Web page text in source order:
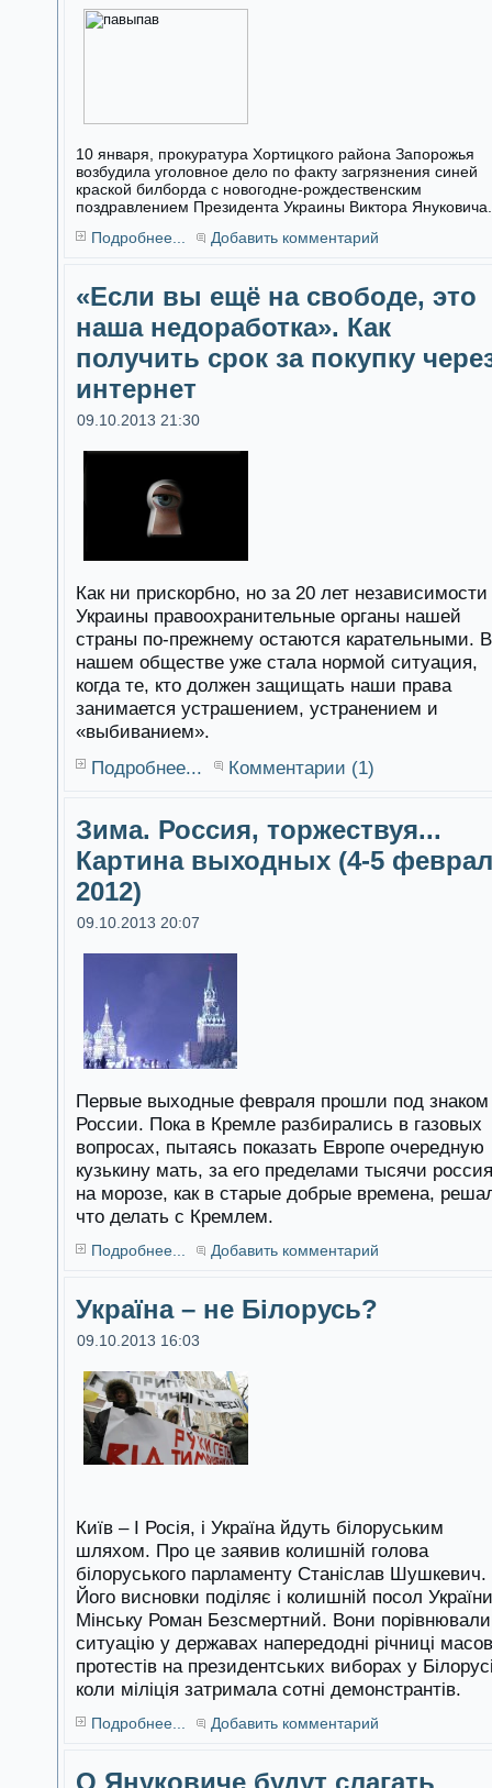
10 января, прокуратура Хортицкого района Запорожья
возбудила уголовное дело по факту загрязнения синей
краской билборда с новогодне-рождественским
поздравлением Президента Украины Виктора Януковича.
Подробнее...
Добавить комментарий
«Если вы ещё на свободе, это
наша недоработка». Как
получить срок за покупку
интернет
09.10.2013 21:30
Как ни прискорбно, но за 20 лет независимости
Украины правоохранительные органы нашей
страны по-прежнему остаются карательными. В
нашем обществе уже стала нормой ситуация,
когда те, кто должен защищать наши права
занимается устрашением, устранением и
«выбиванием».
Подробнее...
Комментарии (1)
Зима. Россия, торжествуя...
Картина выходных (4-5
2012)
09.10.2013 20:07
Первые выходные февраля прошли под знаком
России. Пока в Кремле разбирались в газовых
вопросах, пытаясь показать Европе очередную
кузькину мать, за его пределами тысячи
на морозе, как в старые добрые времена,
что делать с Кремлем.
Подробнее... Добавить комментарий
Україна – не Білорусь?
09.10.2013 16:03
Київ – І Росія, і Україна йдуть білоруським
шляхом. Про це заявив колишній голова
білоруського парламенту Станіслав Шушкевич.
Його висновки поділяє і колишній посол
Мінську Роман Безсмертний. Вони порівнювали
ситуацію у державах напередодні річниці
протестів на президентських виборах у
коли міліція затримала сотні демонстрантів.
Подробнее... Добавить комментарий
О Януковиче будут слагать